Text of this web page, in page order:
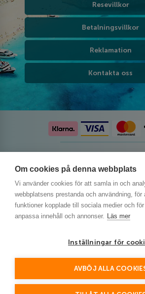
Om cookies på denna webbplats
Vi använder cookies för att samla in och
webbplatsens prestanda och användning, för
funktioner kopplade till sociala medier och
anpassa innehåll och annonser. Läs mer
Inställningar för
AVBÖJ ALLA
Resevillkor
Betalningsvillkor
Reklamation
Kontakta oss
This site is protected by reCAPTCHA and
andTerms of Service